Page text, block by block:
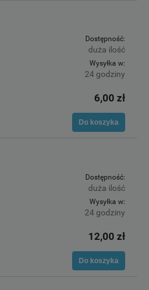
Dostępność:
duża ilość
Wysyłka w:
24 godziny
6,00 zł
Do koszyka
Dostępność:
duża ilość
Wysyłka w:
24 godziny
12,00 zł
Do koszyka